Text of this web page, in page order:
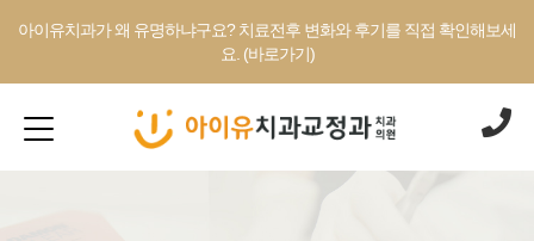
아이유치과가 왜 유명하냐구요? 치료전후 변화와 후기를 직접 확인해보세
요. (바로가기)